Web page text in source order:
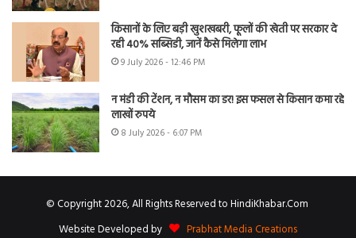
किसानों के लिए बड़ी खुशखबरी, फूलों की खेती पर सरकार दे
रही 40% सब्सिडी, जानें कैसे मिलेगा लाभ
9 July 2026 - 12:46 PM
न मंडी की टेंशन, न मौसम का डर! इस फसल से किसान कमा रहे
लाखों रुपये
8 July 2026 - 6:07 PM
© Copyright 2026, All Rights Reserved to HindiKhabar.Com
Website Developed by
Prabhat Media Creations